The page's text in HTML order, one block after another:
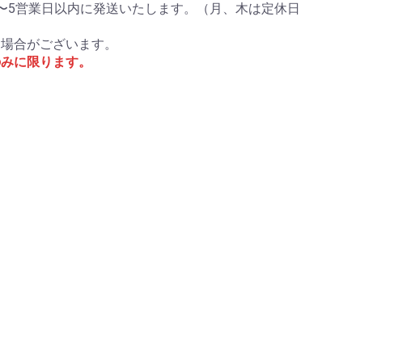
5営業日以内に発送いたします。（月、木は定休日
合がございます。
に限ります。